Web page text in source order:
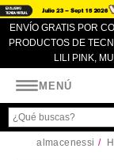
ENVÍO GRATIS POR
PRODUCTOS DE
LILI PINK,
MENÚ
almacenessi